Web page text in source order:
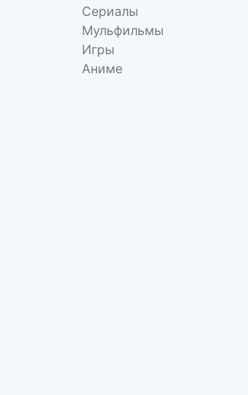
Сериалы
Мульфильмы
Игры
Аниме